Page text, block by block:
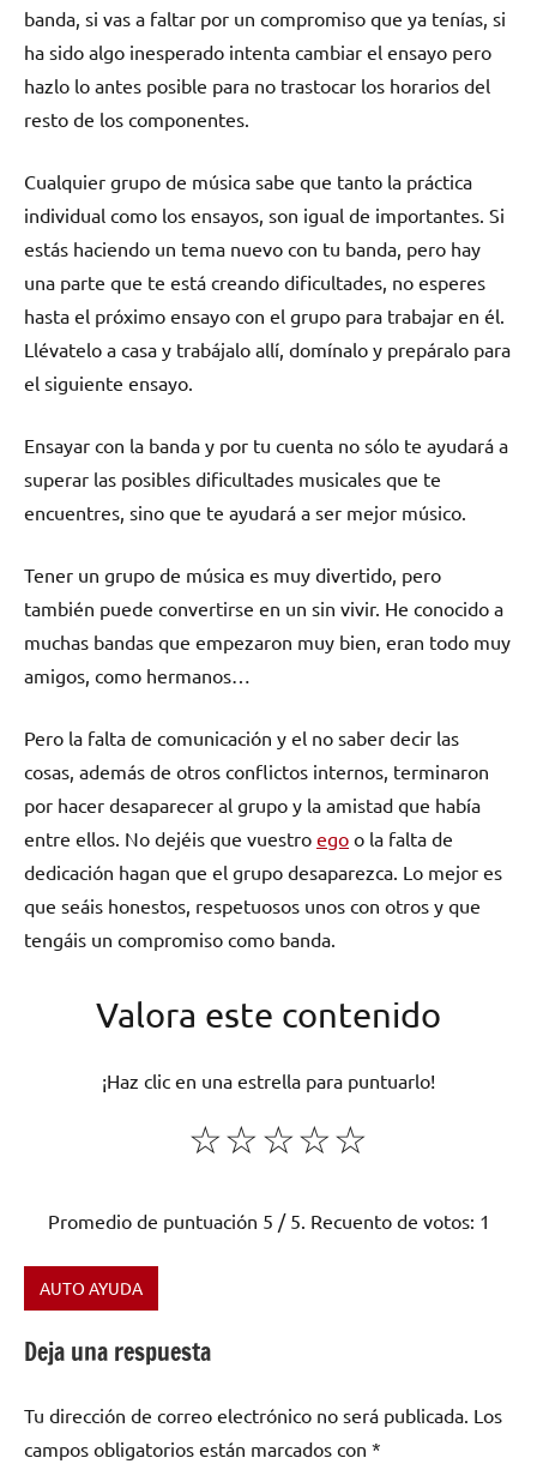
banda, si vas a faltar por un compromiso que ya tenías, si
ha sido algo inesperado intenta cambiar el ensayo pero
hazlo lo antes posible para no trastocar los horarios del
resto de los componentes.
Cualquier grupo de música sabe que tanto la práctica
individual como los ensayos, son igual de importantes. Si
estás haciendo un tema nuevo con tu banda, pero hay
una parte que te está creando dificultades, no esperes
hasta el próximo ensayo con el grupo para trabajar en él.
Llévatelo a casa y trabájalo allí, domínalo y prepáralo para
el siguiente ensayo.
Ensayar con la banda y por tu cuenta no sólo te ayudará a
superar las posibles dificultades musicales que te
encuentres, sino que te ayudará a ser mejor músico.
Tener un grupo de música es muy divertido, pero
también puede convertirse en un sin vivir. He conocido a
muchas bandas que empezaron muy bien, eran todo muy
amigos, como hermanos…
Pero la falta de comunicación y el no saber decir las
cosas, además de otros conflictos internos, terminaron
por hacer desaparecer al grupo y la amistad que había
entre ellos. No dejéis que vuestro ego o la falta de
dedicación hagan que el grupo desaparezca. Lo mejor es
que seáis honestos, respetuosos unos con otros y que
tengáis un compromiso como banda.
Valora este contenido
¡Haz clic en una estrella para puntuarlo!
☆
☆
☆
☆
☆
Promedio de puntuación 5 / 5. Recuento de votos: 1
ayuda
musico,
ayuda
AUTO AYUDA
Deja una respuesta
Tu dirección de correo electrónico no será publicada. Los
campos obligatorios están marcados con *